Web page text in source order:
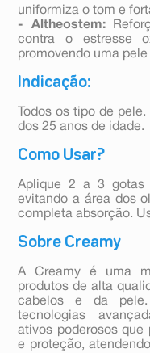
uniformiza o tom e
- Altheostem:
contra o estresse
promovendo uma
Indicação:
Todos os tipo de
dos 25 anos de idade.
Como Usar?
Aplique 2 a 3 gotas
evitando a área dos
completa absorção.
Sobre Creamy
A Creamy é uma
produtos de alta
cabelos e da
tecnologias
ativos poderosos que
e proteção,